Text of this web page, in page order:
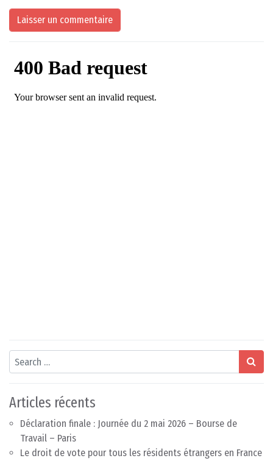
Search
Articles récents
Déclaration finale : Journée du 2 mai 2026 – Bourse de
Travail – Paris
Le droit de vote pour tous les résidents étrangers en France